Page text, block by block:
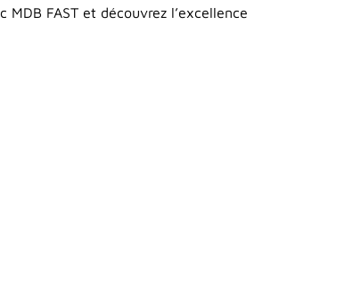
MDB FAST et découvrez l’excellence